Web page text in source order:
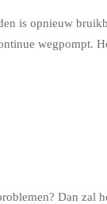
is opnieuw
Dan zal